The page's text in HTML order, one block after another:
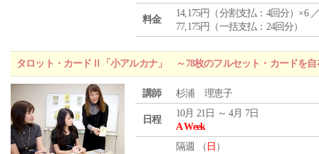
料金
14,175円（分割支払：4回分）×6
77,175円（一括支払：24回分）
タロット・カードⅡ「小アルカナ」 ～78枚のフルセット・カードを自
講師 杉浦 理恵子
日程
10月 21日 ～ 4月 7日
A Week
隔週 （ 日 ）